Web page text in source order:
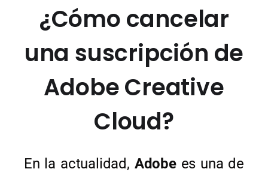
¿Cómo cancelar
una suscripción de
Adobe Creative
Cloud?
En la actualidad, Adobees una de